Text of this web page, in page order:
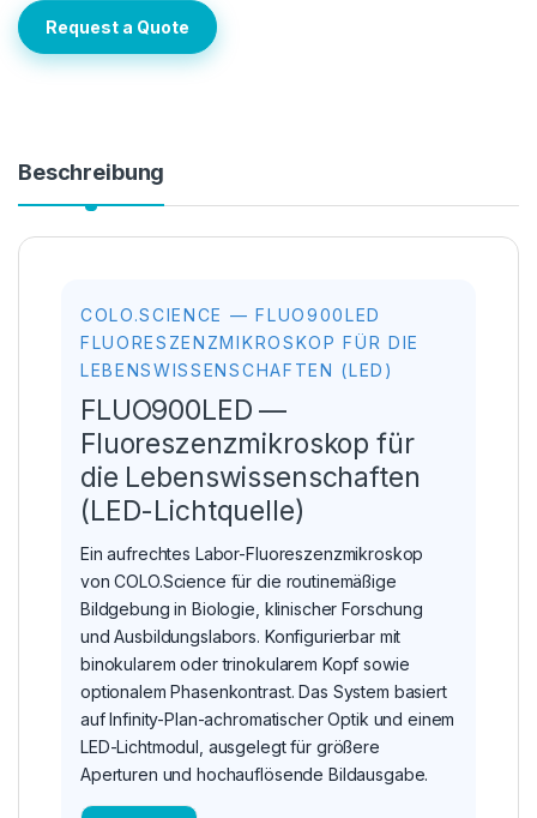
Request a Quote
Beschreibung
COLO.SCIENCE — FLUO900LED
FLUORESZENZMIKROSKOP FÜR DIE
LEBENSWISSENSCHAFTEN (LED)
FLUO900LED —
Fluoreszenzmikroskop für
die Lebenswissenschaften
(LED-Lichtquelle)
Ein aufrechtes Labor-Fluoreszenzmikroskop
von COLO.Science für die routinemäßige
Bildgebung in Biologie, klinischer Forschung
und Ausbildungslabors. Konfigurierbar mit
binokularem oder trinokularem Kopf sowie
optionalem Phasenkontrast. Das System basiert
auf Infinity-Plan-achromatischer Optik und einem
LED-Lichtmodul, ausgelegt für größere
Aperturen und hochauflösende Bildausgabe.